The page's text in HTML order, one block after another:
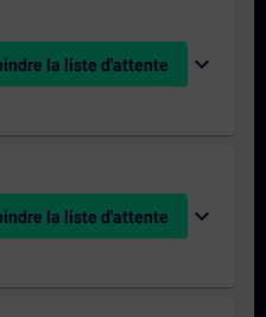
la liste d'attente expand_more
la liste d'attente expand_more